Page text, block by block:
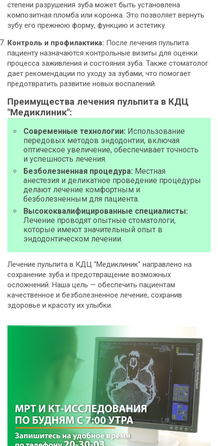
степени разрушения зуба может быть установлена
композитная пломба или коронка. Это позволяет вернуть
зубу его прежнюю форму, функцию и эстетику.
Контроль и профилактика: После лечения пульпита
пациенту назначаются контрольные визиты для оценки
процесса заживления и состояния зуба. Также стоматолог
дает рекомендации по уходу за зубами, что помогает
предотвратить развитие новых воспалений.
Преимущества лечения пульпита в КДЦ
"Медиклиник":
Современные технологии: Использование
передовых методов эндодонтии, включая
оптическое увеличение, обеспечивает точность
и успешность лечения.
Безболезненная процедура: Местная
анестезия и деликатное проведение процедуры
делают лечение комфортным и
безболезненным для пациента.
Высококвалифицированные специалисты:
Лечение проводят опытные стоматологи,
которые имеют значительный опыт в
эндодонтическом лечении.
Лечение пульпита в КДЦ "Медиклиник" направлено на
сохранение зуба и предотвращение возможных
осложнений. Наша цель — обеспечить пациентам
качественное и безболезненное лечение, сохранив
здоровье и красоту их улыбки.